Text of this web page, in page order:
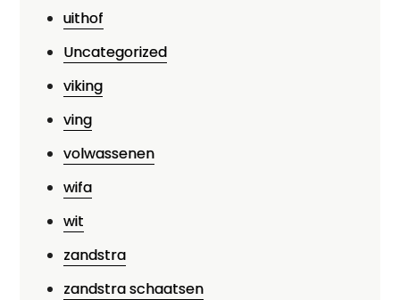
uithof
Uncategorized
viking
ving
volwassenen
wifa
wit
zandstra
zandstra schaatsen